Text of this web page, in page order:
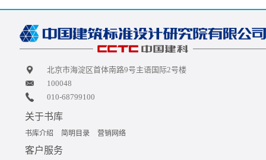
北京市海淀区首体南路9号主语国际2号楼
100048
010-68799100
关于书库
书库介绍 简明目录 营销网络
客户服务